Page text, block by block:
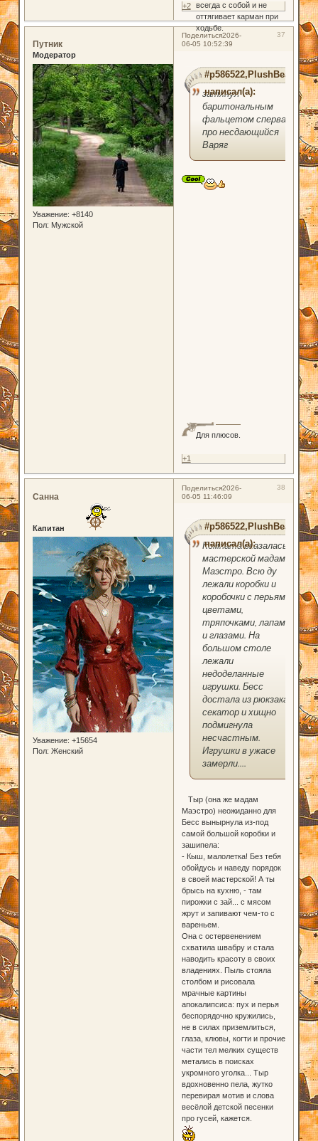
всегда с собой и не
оттягивает карман при
ходьбе.
+2
Поделиться 37
2026-
06-05 10:52:39
Путник
Модератор
Уважение: +8140
Пол: Мужской
#p586522,PlushBear
написал(а):
затянул
баритональным
фальцетом сперва
про несдающийся
Варяг
Для плюсов.
+1
Поделиться 38
2026-
06-05 11:46:09
Санна
Капитан
Уважение: +15654
Пол: Женский
#p586522,PlushBear
написал(а):
Комната оказалась
мастерской мадам
Маэстро. Всю ду
лежали коробки и
коробочки с перьями,
цветами,
тряпочками, лапами
и глазами. На
большом столе
лежали
недоделанные
игрушки. Бесс
достала из рюкзака
секатор и хищно
подмигнула
несчастным.
Игрушки в ужасе
замерли....
Тыр (она же мадам
Маэстро) неожиданно для
Бесс вынырнула из-под
самой большой коробки и
зашипела:
- Кыш, малолетка! Без тебя
обойдусь и наведу порядок
в своей мастерской! А ты
брысь на кухню, - там
пирожки с зай... с мясом
жрут и запивают чем-то с
вареньем.
Она с остервенением
схватила швабру и стала
наводить красоту в своих
владениях. Пыль стояла
столбом и рисовала
мрачные картины
апокалипсиса: пух и перья
беспорядочно кружились,
не в силах приземлиться,
глаза, клювы, когти и прочие
части тел мелких существ
метались в поисках
укромного уголка... Тыр
вдохновенно пела, жутко
перевирая мотив и слова
весёлой детской песенки
про гусей, кажется.